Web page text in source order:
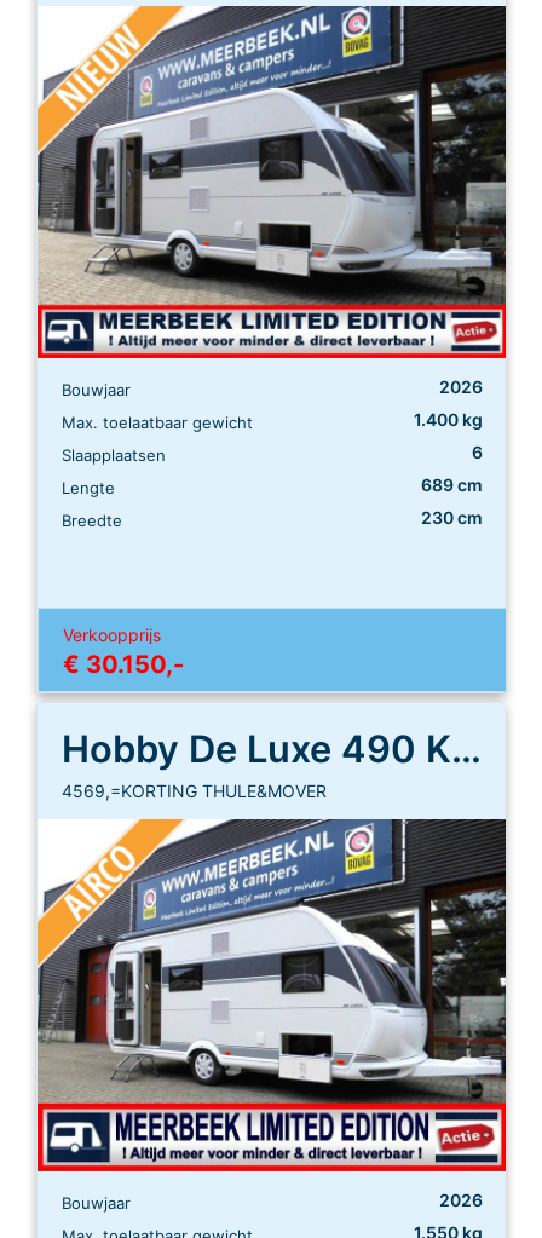
Bouwjaar 2026
Max. toelaatbaar gewicht 1.400 kg
Slaapplaatsen 6
Lengte 689 cm
Breedte 230 cm
Verkoopprijs
€ 30.150,-
Hobby De Luxe 490 KMF
4569,=KORTING THULE&MOVER
Bouwjaar 2026
1.550 kg